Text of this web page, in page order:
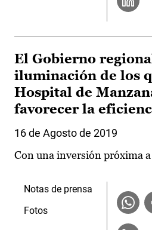
El Gobierno
iluminación de los
Hospital de
favorecer la
16 de Agosto de 2019
Con una inversión próxima
Notas de prensa
Fotos